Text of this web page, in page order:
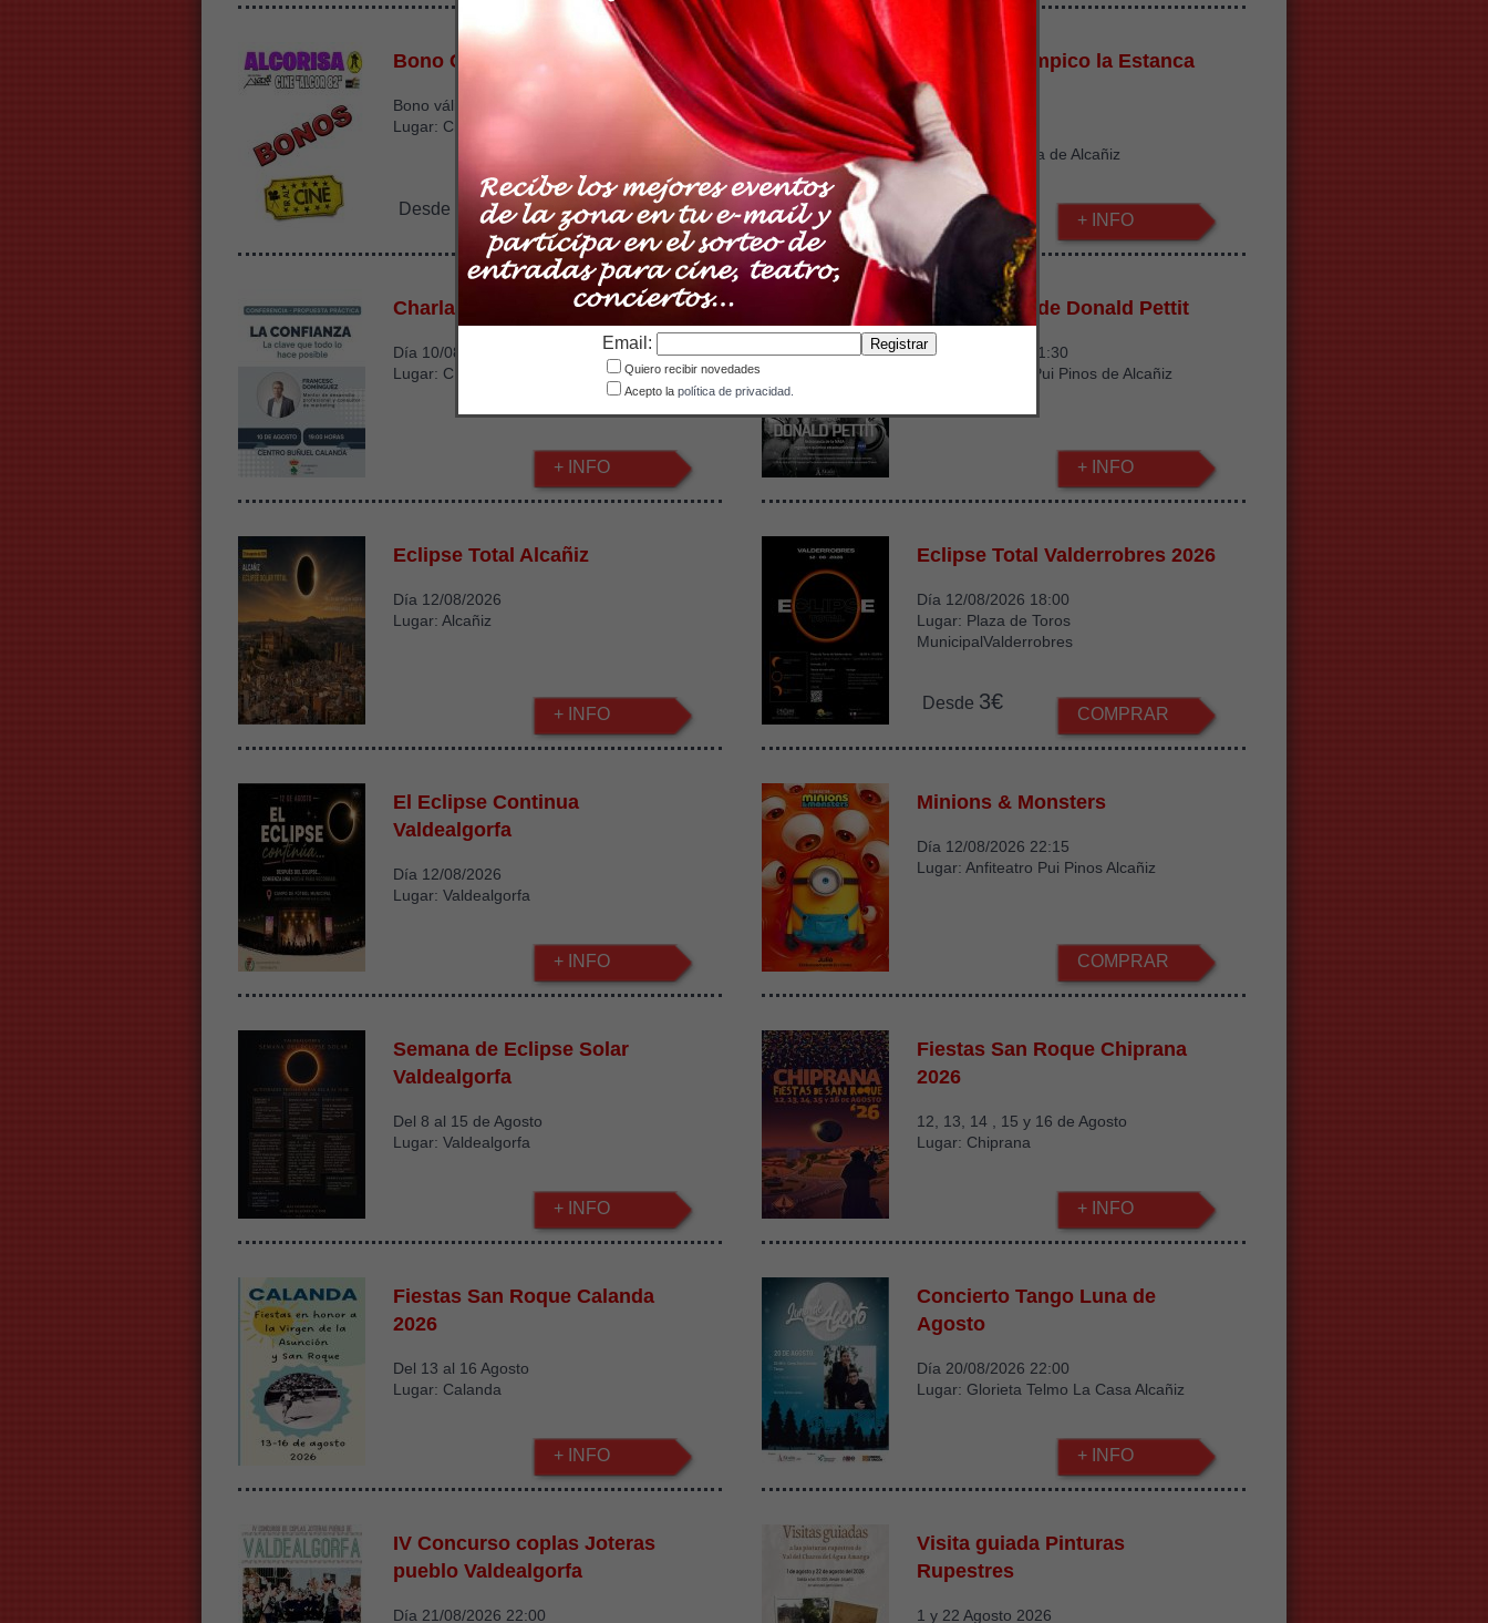
Email:
Quiero recibir novedades
Acepto la política de privacidad.
Bono Cine Alcor82
Bono válido hasta Junio del 2023
Lugar: Cine Sala Alcor85 Alcorisa
Desde 15€
COMPRAR
I Triatlón Olímpico la Estanca
Alcañiz
Día 09/08/2026
Lugar: La Estanca de Alcañiz
+ INFO
Charla 'La confianza'
Día 10/08/2026 19:00
Lugar: CBC Calanda
+ INFO
Conferencia de Donald Pettit
Día 11/08/2026 21:30
Lugar: Auditorio Pui Pinos de Alcañiz
+ INFO
Eclipse Total Alcañiz
Día 12/08/2026
Lugar: Alcañiz
+ INFO
Eclipse Total Valderrobres 2026
Día 12/08/2026 18:00
Lugar: Plaza de Toros
MunicipalValderrobres
Desde 3€
COMPRAR
El Eclipse Continua
Valdealgorfa
Día 12/08/2026
Lugar: Valdealgorfa
+ INFO
Minions & Monsters
Día 12/08/2026 22:15
Lugar: Anfiteatro Pui Pinos Alcañiz
COMPRAR
Semana de Eclipse Solar
Valdealgorfa
Del 8 al 15 de Agosto
Lugar: Valdealgorfa
+ INFO
Fiestas San Roque Chiprana
2026
12, 13, 14 , 15 y 16 de Agosto
Lugar: Chiprana
+ INFO
Fiestas San Roque Calanda
2026
Del 13 al 16 Agosto
Lugar: Calanda
+ INFO
Concierto Tango Luna de
Agosto
Día 20/08/2026 22:00
Lugar: Glorieta Telmo La Casa Alcañiz
+ INFO
IV Concurso coplas Joteras
pueblo Valdealgorfa
Día 21/08/2026 22:00
Visita guiada Pinturas
Rupestres
1 y 22 Agosto 2026